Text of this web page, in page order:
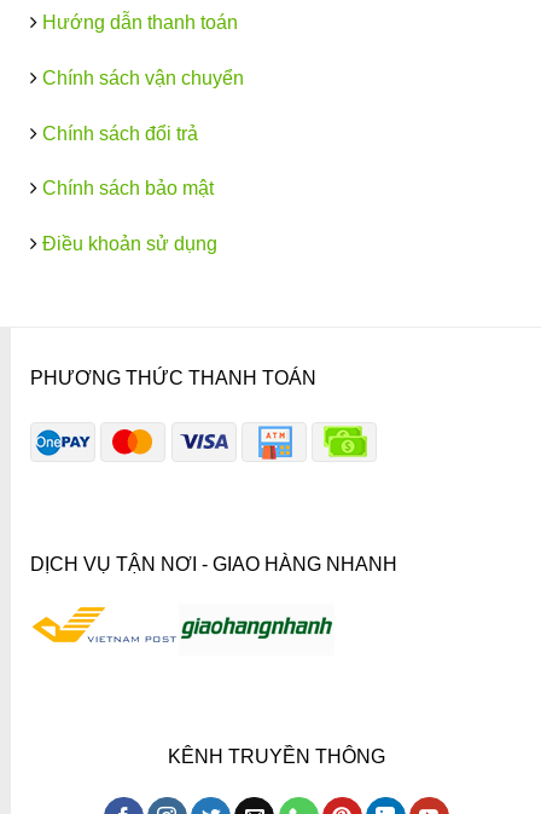
Hướng dẫn thanh toán
Chính sách vận chuyển
Chính sách đổi trả
Chính sách bảo mật
Điều khoản sử dụng
PHƯƠNG THỨC THANH TOÁN
DỊCH VỤ TẬN NƠI - GIAO HÀNG NHANH
KÊNH TRUYỀN THÔNG